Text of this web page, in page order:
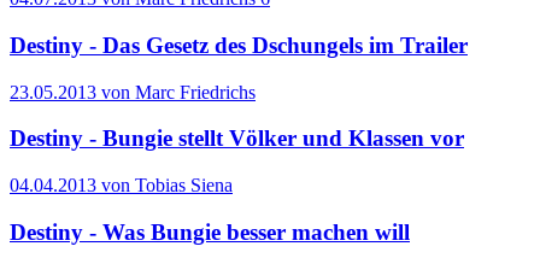
Destiny - Das Gesetz des Dschungels im Trailer
23.05.2013 von Marc Friedrichs
Destiny - Bungie stellt Völker und Klassen vor
04.04.2013 von Tobias Siena
Destiny - Was Bungie besser machen will